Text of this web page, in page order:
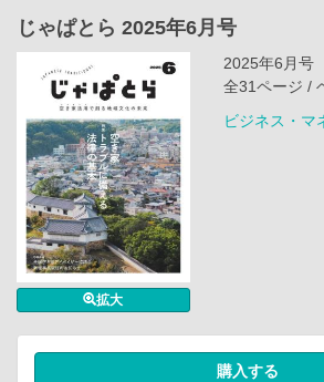
じゃぱとら 2025年6月号
拡大
2025年6月号
全31ページ /
ビジネス・マ
購入する